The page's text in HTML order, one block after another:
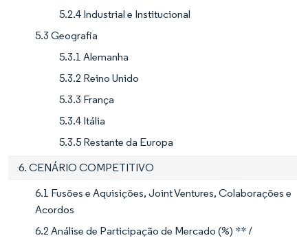
5.2.4 Industrial e Institucional
5.3 Geografia
5.3.1 Alemanha
5.3.2 Reino Unido
5.3.3 França
5.3.4 Itália
5.3.5 Restante da Europa
6. CENÁRIO COMPETITIVO
6.1 Fusões e Aquisições, Joint Ventures, Colaborações e
Acordos
6.2 Análise de Participação de Mercado (%) ** /